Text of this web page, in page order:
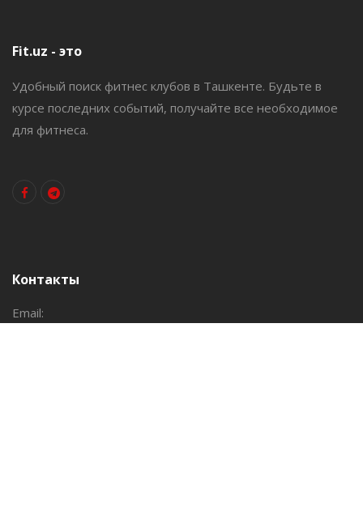
Fit.uz - это
Удобный поиск фитнес клубов в Ташкенте. Будьте в
курсе последних событий, получайте все необходимое
для фитнеса.
Контакты
Email: